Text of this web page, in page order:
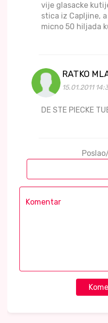
vije glasacke
stica iz Capljine,
micno 50 hiljada
RATKO
15.01.2011
DE STE PIECKE